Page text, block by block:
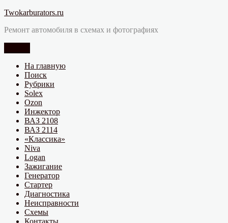
Перейти
содержимому
Twokarburators.ru
Ремонт автомобиля в схемах и фотографиях
На главную
Поиск
Рубрики
Solex
Ozon
Инжектор
ВАЗ 2108
ВАЗ 2114
«Классика»
Niva
Logan
Зажигание
Генератор
Стартер
Диагностика
Неисправности
Схемы
Контакты